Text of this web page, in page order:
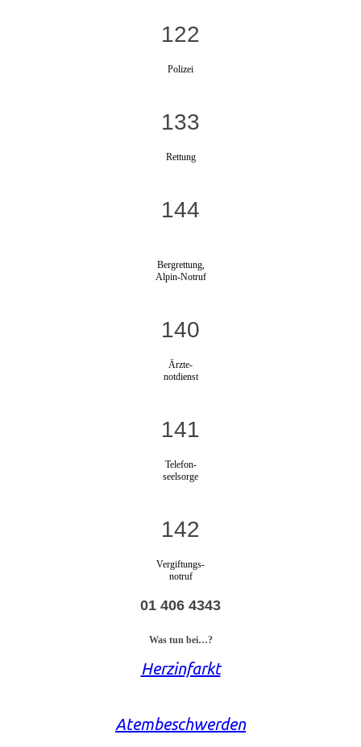
122
Polizei
133
Rettung
144
Bergrettung,
Alpin-Notruf
140
Ärzte-
notdienst
141
Telefon-
seelsorge
142
Vergiftungs-
notruf
01 406 4343
Was tun bei…?
Herzinfarkt
Atembeschwerden